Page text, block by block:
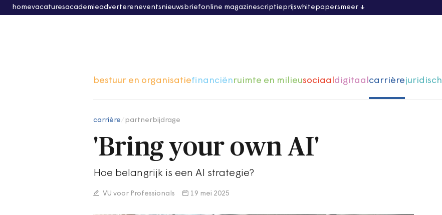
homevacaturesacademieadvertereneventsnieuwsbriefonline magazinescriptieprijswhitepapersmeer
bestuur en organisatiefinanciënruimte en milieusociaaldigitaalcarrièrejuridisch
carrière partnerbijdrage
'Bring your own AI'
Hoe belangrijk is een AI strategie?
VU voor Professionals 19 mei 2025